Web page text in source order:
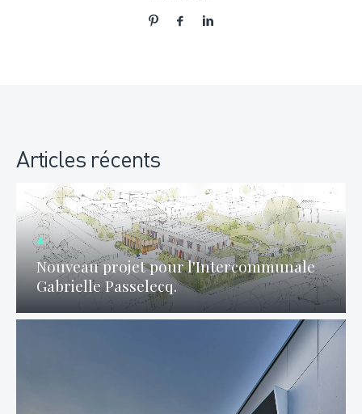
Articles récents
Nouveau projet pour l'Intercommunale
Gabrielle Passelecq.